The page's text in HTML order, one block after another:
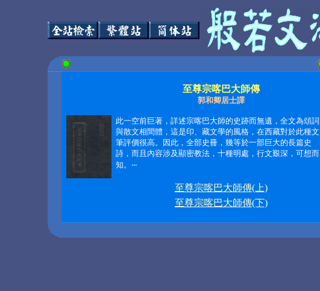
至尊宗喀巴大師傳
郭和卿居士譯
此一空前巨著，詳述宗喀巴大師的史跡而無遺，全文為頌詞
與散文相間體，這是印、藏文學的風格，在西藏對於此種文
筆評價很高。因此，全部史冊，幾等於一部巨大的長篇史
詩，而且內容涉及顯密教法，十種明處，行文艱深，可想而
知。 ‧‧‧
至尊宗喀巴大師傳(上)
至尊宗喀巴大師傳(下)